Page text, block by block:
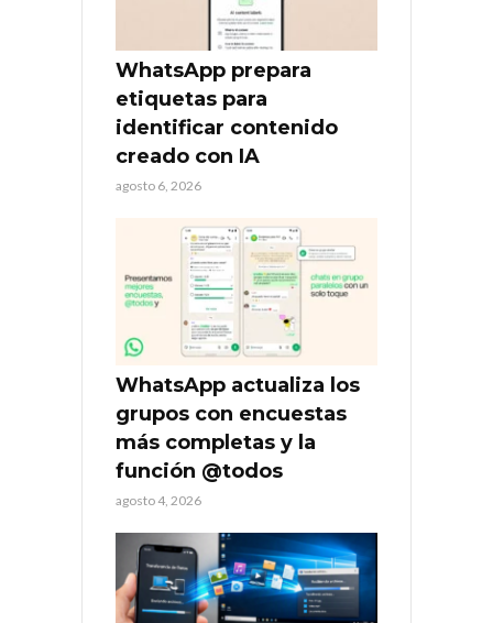
WhatsApp prepara
etiquetas para
identificar contenido
creado con IA
agosto 6, 2026
WhatsApp actualiza los
grupos con encuestas
más completas y la
función @todos
agosto 4, 2026